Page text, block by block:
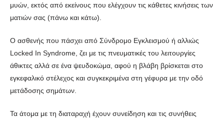
μυών, εκτός από εκείνους που ελέγχουν τις κάθετες κινήσεις των
ματιών σας (πάνω και κάτω).
Ο ασθενής που πάσχει από Σύνδρομο Εγκλεισμού ή αλλιώς
Locked In Syndrome, ζει με τις πνευματικές του λειτουργίες
άθικτες αλλά σε ένα ψευδοκώμα, αφού η βλάβη βρίσκεται στο
εγκεφαλικό στέλεχος και συγκεκριμένα στη γέφυρα με την οδό
μετάδοσης σημάτων.
Τα άτομα με τη διαταραχή έχουν συνείδηση και τις συνήθεις